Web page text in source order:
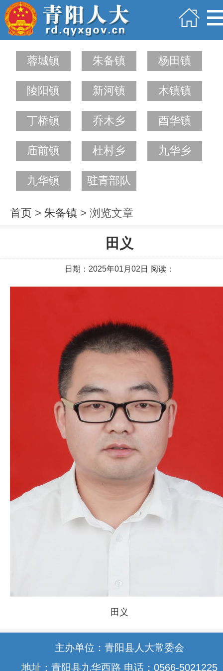
蓉城镇 朱备镇 杨田镇
陵阳镇 新河镇 木镇镇
丁桥镇 乔木乡 酉华镇
庙前镇 杜村乡 九华乡
九华镇 驻青部队
首页 > 朱备镇 > 浏览文章
田义
日期：2025年01月02日 阅读：
田义
主办单位：青阳县人大常委会
地址：青阳县九华西路 电话：0566-5021225